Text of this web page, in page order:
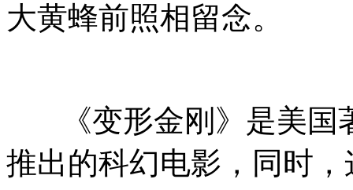
大黄蜂前照相留念。
《变形金刚》是美国
推出的科幻电影，同时，